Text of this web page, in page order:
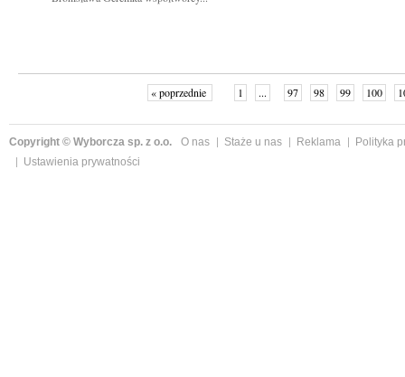
« poprzednie 1 ... 97 98 99 100
Copyright © Wyborcza sp. z o.o. O nas Staże u nas Reklama
Polityka
Ustawienia prywatności